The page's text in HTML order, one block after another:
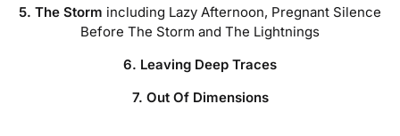
5. The Storm including Lazy Afternoon, Pregnant Silence
Before The Storm and The Lightnings
6. Leaving Deep Traces
7. Out Of Dimensions